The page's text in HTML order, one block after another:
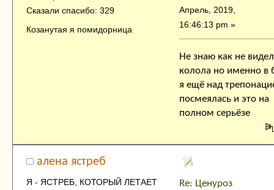
Сказали спасибо: 329
Козанутая я помидорница
Апрель, 2019,
16:46:13 pm »
Не знаю как не
колола но именно в
я ещё над
посмеялась и это на
полном серьёзе
алена ястреб
Я - ЯСТРЕБ, КОТОРЫЙ ЛЕТАЕТ
Re: Ценуроз